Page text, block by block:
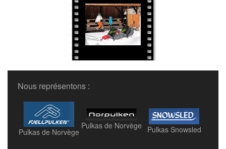
Nous représentons :
Pulkas de Norvège
Pulkas de Norvège Pulkas Snowsled